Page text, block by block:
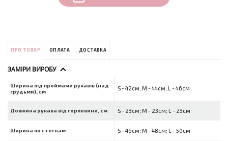
ПРО ТОВАР ОПЛАТА ДОСТАВКА
ЗАМІРИ ВИРОБУ
Ширина під проймами рукавів (над
грудьми), см
S - 42см; M - 44см; L - 46см
Довжина рукава від горловини, см S - 23см; M - 23см; L - 23см
Ширина по стегнам S - 46см; M - 48см; L - 50см